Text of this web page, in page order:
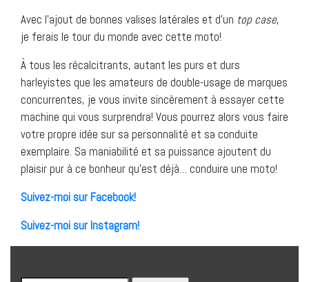
Avec l’ajout de bonnes valises latérales et d’un top case,
je ferais le tour du monde avec cette moto!
À tous les récalcitrants, autant les purs et durs
harleyistes que les amateurs de double-usage de marques
concurrentes, je vous invite sincèrement à essayer cette
machine qui vous surprendra! Vous pourrez alors vous faire
votre propre idée sur sa personnalité et sa conduite
exemplaire. Sa maniabilité et sa puissance ajoutent du
plaisir pur à ce bonheur qu’est déjà… conduire une moto!
Suivez-moi sur Facebook!
Suivez-moi sur Instagram!